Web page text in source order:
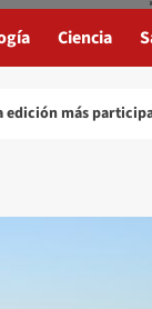
Ciencia
participativa,